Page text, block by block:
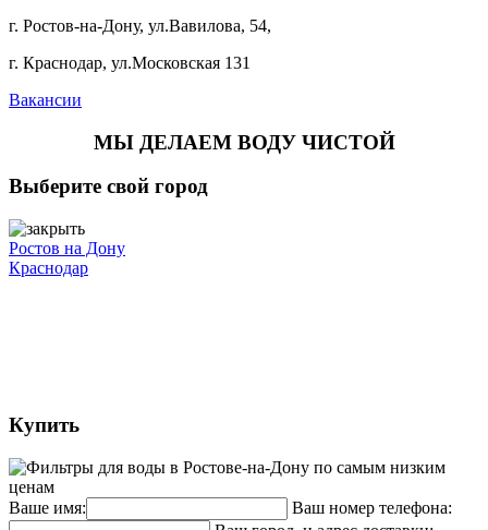
г. Ростов-на-Дону, ул.Вавилова, 54,
г. Краснодар, ул.Московская 131
Вакансии
МЫ ДЕЛАЕМ ВОДУ ЧИСТОЙ
Выберите свой город
Ростов на Дону
Краснодар
Купить
Ваше имя:
Ваш номер телефона: